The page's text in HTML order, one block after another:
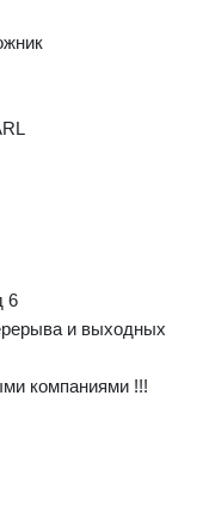
6
и выходных
компаниями !!!